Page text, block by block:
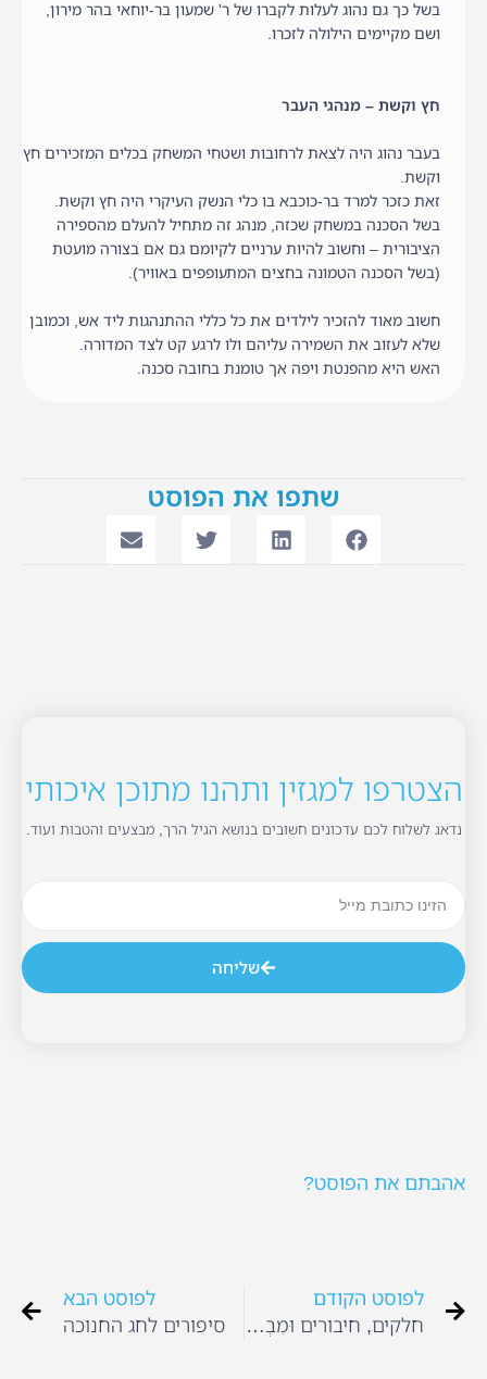
בשל כך גם נהוג לעלות לקברו של ר' שמעון בר-יוחאי בהר מירון,
ושם מקיימים הילולה לזכרו.
חץ וקשת – מנהגי העבר
בעבר נהוג היה לצאת לרחובות ושטחי המשחק בכלים המזכירים חץ
וקשת.
זאת כזכר למרד בר-כוכבא בו כלי הנשק העיקרי היה חץ וקשת.
בשל הסכנה במשחק שכזה, מנהג זה מתחיל להעלם מהספירה
הציבורית – וחשוב להיות ערניים לקיומם גם אם בצורה מועטת
(בשל הסכנה הטמונה בחצים המתעופפים באוויר).
חשוב מאוד להזכיר לילדים את כל כללי ההתנהגות ליד אש, וכמובן
שלא לעזוב את השמירה עליהם ולו לרגע קט לצד המדורה.
האש היא מהפנטת ויפה אך טומנת בחובה סכנה.
שתפו את הפוסט
הצטרפו למגזין ותהנו מתוכן איכותי
נדאג לשלוח לכם עדכונים חשובים בנושא הגיל הרך, מבצעים והטבות ועוד.
שליחה
אהבתם את הפוסט?
לפוסט הקודם
חלקים, חיבורים וּמִבְנִים
לפוסט הבא
סיפורים לחג החנוכה